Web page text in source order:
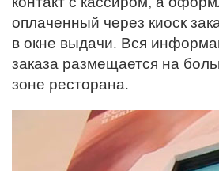
оплаченный через киоск
в окне выдачи. Вся
заказа размещается на
зоне ресторана.